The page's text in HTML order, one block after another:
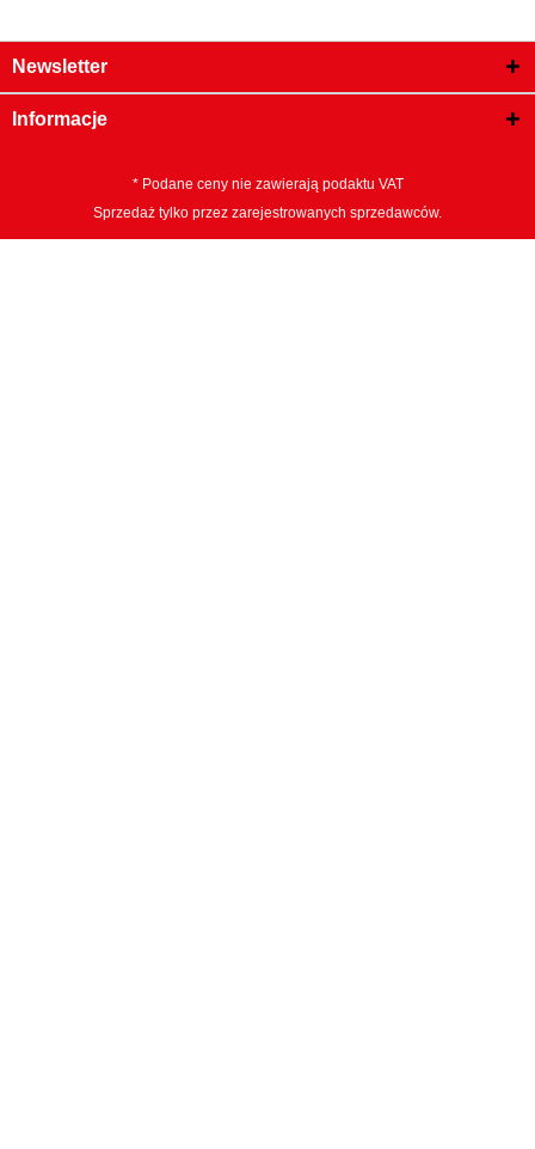
Newsletter
Informacje
* Podane ceny nie zawierają podaktu VAT
Sprzedaż tylko przez zarejestrowanych sprzedawców.